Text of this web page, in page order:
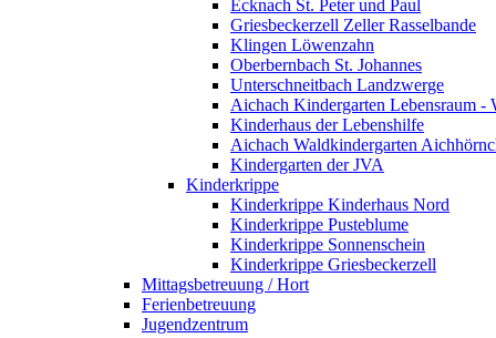
Ecknach St. Peter und Paul
Griesbeckerzell Zeller Rasselbande
Klingen Löwenzahn
Oberbernbach St. Johannes
Unterschneitbach Landzwerge
Aichach Kindergarten Lebensraum -
Kinderhaus der Lebenshilfe
Aichach Waldkindergarten
Kindergarten der JVA
Kinderkrippe
Kinderkrippe Kinderhaus Nord
Kinderkrippe Pusteblume
Kinderkrippe Sonnenschein
Kinderkrippe Griesbeckerzell
Mittagsbetreuung / Hort
Ferienbetreuung
Jugendzentrum